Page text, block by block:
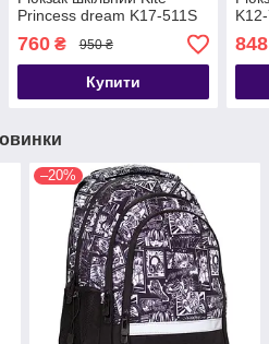
Princess dream K17-511S
760₴ 950 ₴
Купити
848
–20%